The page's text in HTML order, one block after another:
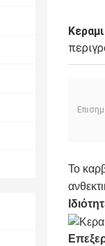
Το